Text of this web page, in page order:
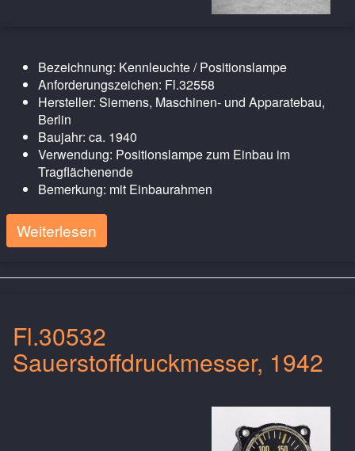
Bezeichnung: Kennleuchte / Positionslampe
Anforderungszeichen: Fl.32558
Hersteller: Siemens, Maschinen- und Apparatebau,
Berlin
Baujahr: ca. 1940
Verwendung: Positionslampe zum Einbau im
Tragflächenende
Bemerkung: mit Einbaurahmen
Weiterlesen
Fl.30532
Sauerstoffdruckmesser, 1942